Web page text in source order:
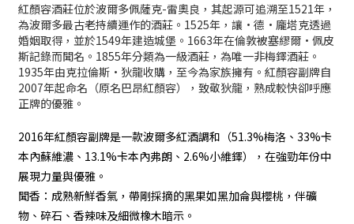
紅顏容酒莊位於波爾多佩薩克-雷奧良，其起源可追溯至1521年，
為波爾多最古老持續運作的酒莊。1525年，讓·德·龐塔克透過
婚姻取得，並於1549年建造城堡。1663年在倫敦被塞繆爾·佩皮
斯記錄而聞名。1855年分類為一級酒莊，為唯一非梅鐸酒莊。
1935年由克拉倫斯·狄龍收購，至今為家族擁有。紅顏容副牌自
2007年起命名（原名巴昂紅顏容），致敬狄龍，熟成較快卻呼應
正牌的優雅。
2016年紅顏容副牌是一款波爾多紅酒調和（51.3%梅洛、33%卡
本內蘇維濃、13.1%卡本內弗朗、2.6%小維鐸），在強勁年份中
展現力量與優雅。
聞香：成熟新鮮香氣，帶剛採摘的黑果如黑加侖與櫻桃，伴礦
物、碎石、香辣味及細微橡木暗示。